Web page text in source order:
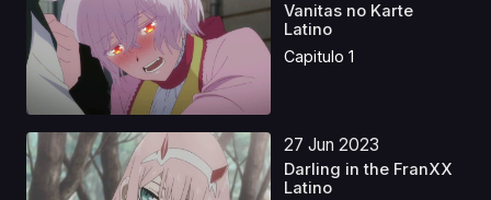
Vanitas no Karte
Latino
Capitulo 1
27 Jun 2023
Darling in the FranXX
Latino